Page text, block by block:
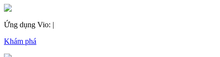
Ứng dụng Vio: |
Khám phá